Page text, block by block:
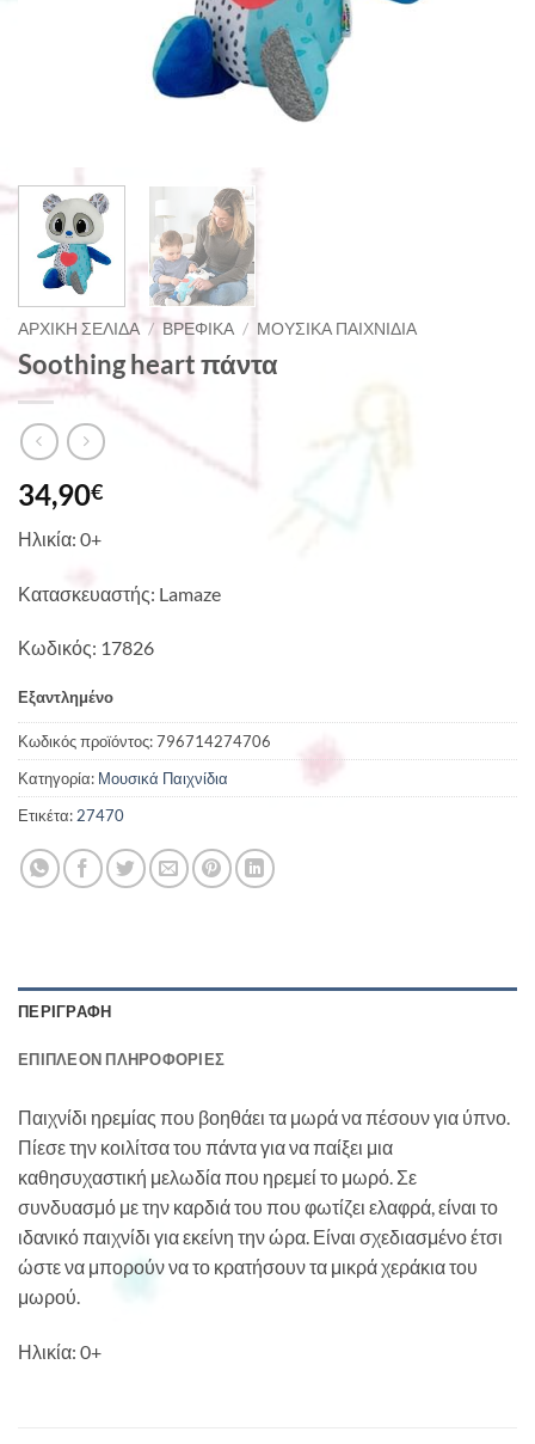
ΑΡΧΙΚΉ ΣΕΛΊΔΑ / ΒΡΕΦΙΚΆ / ΜΟΥΣΙΚΆ ΠΑΙΧΝΊΔΙΑ
Soothing heart πάντα
34,90€
Ηλικία: 0+
Κατασκευαστής: Lamaze
Κωδικός: 17826
Εξαντλημένο
Κωδικός προϊόντος:796714274706
Κατηγορία: Μουσικά Παιχνίδια
Ετικέτα: 27470
ΠΕΡΙΓΡΑΦΉ
ΕΠΙΠΛΈΟΝ ΠΛΗΡΟΦΟΡΊΕΣ
Παιχνίδι ηρεμίας που βοηθάει τα μωρά να πέσουν για ύπνο.
Πίεσε την κοιλίτσα του πάντα για να παίξει μια
καθησυχαστική μελωδία που ηρεμεί το μωρό. Σε
συνδυασμό με την καρδιά του που φωτίζει ελαφρά, είναι το
ιδανικό παιχνίδι για εκείνη την ώρα. Είναι σχεδιασμένο έτσι
ώστε να μπορούν να το κρατήσουν τα μικρά χεράκια του
μωρού.
Ηλικία: 0+